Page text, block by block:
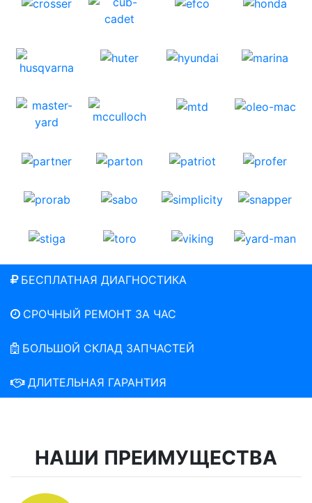
БЕСПЛАТНАЯ ДИАГНОСТИКА
СРОЧНЫЙ РЕМОНТ ЗА ЧАС
БОЛЬШОЙ СКЛАД ЗАПЧАСТЕЙ
ДЛИТЕЛЬНАЯ ГАРАНТИЯ
НАШИ ПРЕИМУЩЕСТВА